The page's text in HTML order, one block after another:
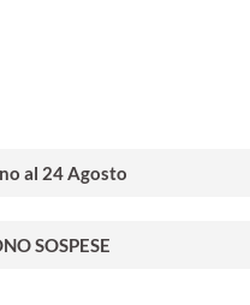
al 24 Agosto
SOSPESE